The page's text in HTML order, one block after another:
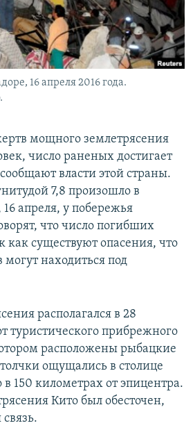
16 апреля 2016 года.
мощного землетрясения
число раненых достигает
власти этой страны.
7,8 произошло в
апреля, у побережья
что число погибших
как существуют опасения, что
находиться под
располагался в 28
туристического прибрежного
расположены рыбацкие
ощущались в столице
150 километрах от эпицентра.
Кито был обесточен,